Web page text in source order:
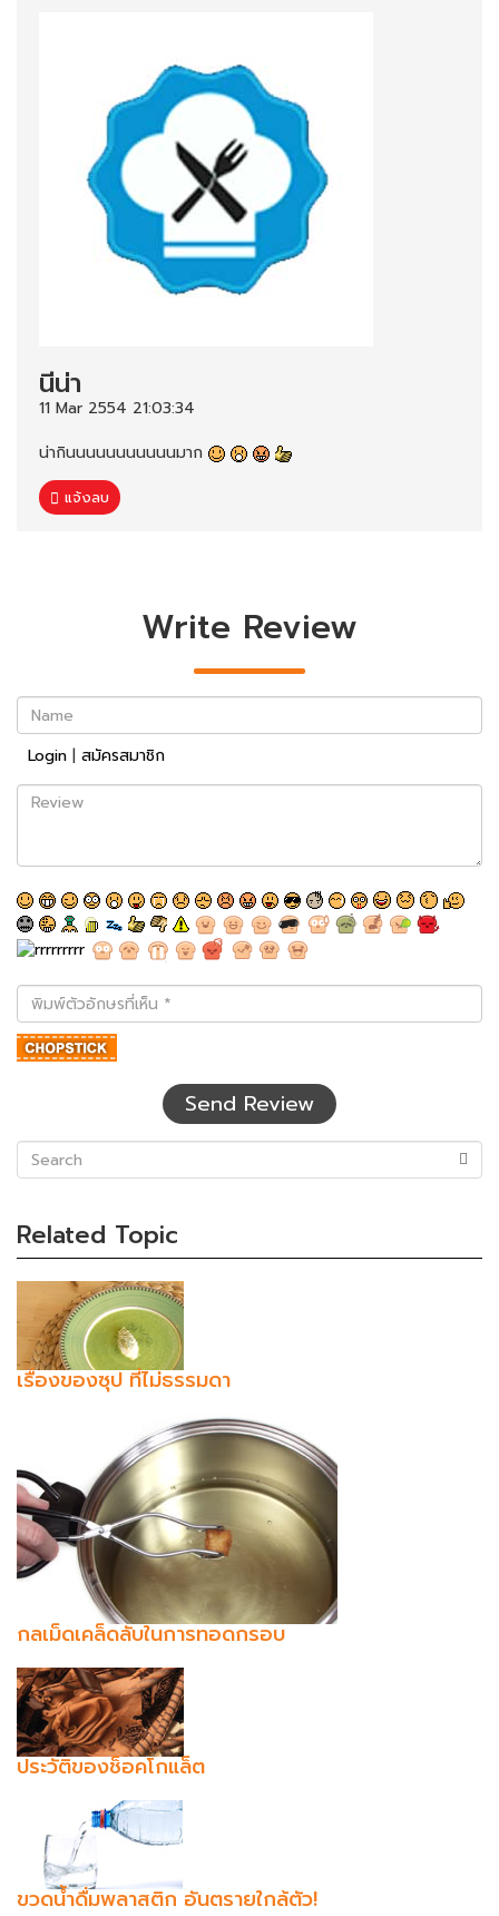
นีน่า
11 Mar 2554 21:03:34
น่ากินนนนนนนนนนนมาก
แจ้งลบ
Write Review
Name
Login | สมัครสมาชิก
Review
พิมพ์
ตัว
อักษร
ที่
Send Review
Related Topic
เรื่องของซุป ที่ไม่ธรรมดา
กลเม็ดเคล็ดลับในการทอดกรอบ
ประวัติของช็อคโกแล็ต
ขวดน้ำดื่มพลาสติก อันตรายใกล้ตัว!